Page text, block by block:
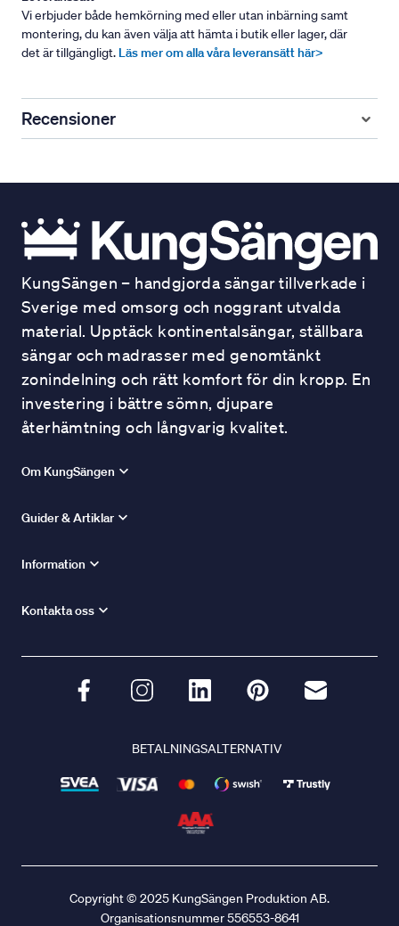
Vi erbjuder både hemkörning med eller utan inbärning samt
montering, du kan även välja att hämta i butik eller lager, där
det är tillgängligt. Läs mer om alla våra leveransätt här>
Recensioner
KungSängen – handgjorda sängar tillverkade i
Sverige med omsorg och noggrant utvalda
material. Upptäck kontinentalsängar, ställbara
sängar och madrasser med genomtänkt
zonindelning och rätt komfort för din kropp. En
investering i bättre sömn, djupare
återhämtning och långvarig kvalitet.
Om KungSängen
Guider & Artiklar
Information
Kontakta oss
BETALNINGSALTERNATIV
Copyright © 2025 KungSängen Produktion AB.
Organisationsnummer 556553-8641